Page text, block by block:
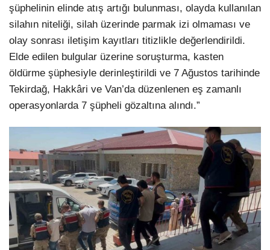
şüphelinin elinde atış artığı bulunması, olayda kullanılan
silahın niteliği, silah üzerinde parmak izi olmaması ve
olay sonrası iletişim kayıtları titizlikle değerlendirildi.
Elde edilen bulgular üzerine soruşturma, kasten
öldürme şüphesiyle derinleştirildi ve 7 Ağustos tarihinde
Tekirdağ, Hakkâri ve Van’da düzenlenen eş zamanlı
operasyonlarda 7 şüpheli gözaltına alındı.”